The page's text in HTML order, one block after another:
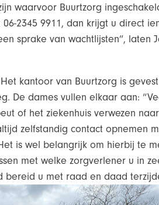
waarvoor Buurtzorg
2345 9911, dan krijgt u direct
sprake van wachtlijsten”, laten
kantoor van Buurtzorg is
De dames vullen elkaar aan:
of het ziekenhuis verwezen
zelfstandig contact opnemen
is wel belangrijk om hierbij te
met welke zorgverlener u in
bereid u met raad en daad